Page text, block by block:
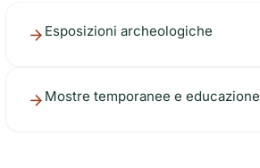
Esposizioni archeologiche
Mostre temporanee e educazione